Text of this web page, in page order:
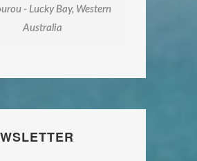
- Lucky Bay, Western
Australia